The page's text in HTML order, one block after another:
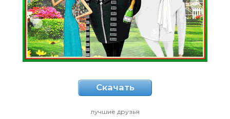
Скачать
лучшие друзья